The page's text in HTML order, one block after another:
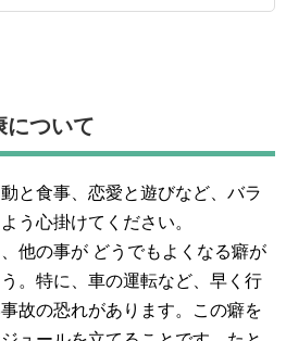
について
と食事、恋愛と遊びなど、バラ
う心掛けてください。
他の事が どうでもよくなる癖が
。特に、車の運転など、早く行
故の恐れがあります。この癖を